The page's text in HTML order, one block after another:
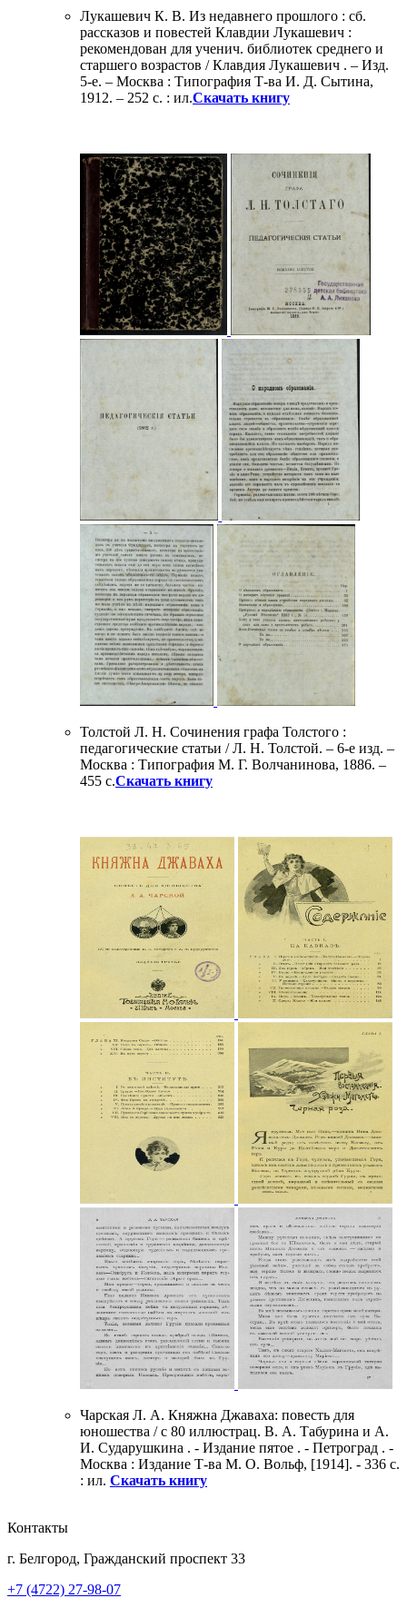
Лукашевич К. В. Из недавнего прошлого : сб.
рассказов и повестей Клавдии Лукашевич :
рекомендован для ученич. библиотек среднего и
старшего возрастов / Клавдия Лукашевич . – Изд.
5-е. – Москва : Типография Т-ва И. Д. Сытина,
1912. – 252 с. : ил.Скачать книгу
Толстой Л. Н. Сочинения графа Толстого :
педагогические статьи / Л. Н. Толстой. – 6-е изд. –
Москва : Типография М. Г. Волчанинова, 1886. –
455 с.Скачать книгу
Чарская Л. А. Княжна Джаваха: повесть для
юношества / с 80 иллюстрац. В. А. Табурина и А.
И. Сударушкина . - Издание пятое . - Петроград . -
Москва : Издание Т-ва М. О. Вольф, [1914]. - 336 с.
: ил. Скачать книгу
Контакты
г. Белгород, Гражданский проспект 33
+7 (4722) 27-98-07